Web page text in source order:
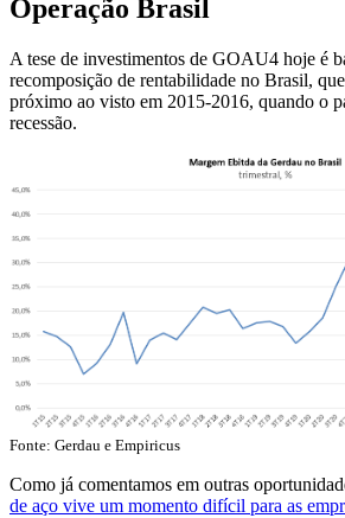
Operação Brasil
A tese de investimentos de GOAU4 hoje é
recomposição de rentabilidade no Brasil,
próximo ao visto em 2015-2016, quando o
recessão.
Fonte: Gerdau e Empiricus
Como já comentamos em outras
de aço vive um momento difícil para as